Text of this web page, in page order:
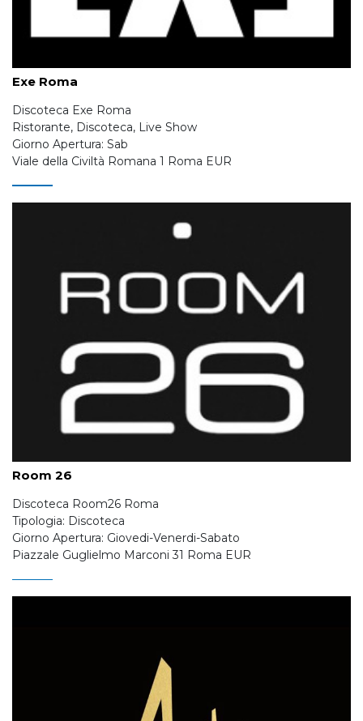
Exe Roma
Discoteca Exe Roma
Ristorante, Discoteca, Live Show
Giorno Apertura: Sab
Viale della Civiltà Romana 1 Roma EUR
Room 26
Discoteca Room26 Roma
Tipologia: Discoteca
Giorno Apertura: Giovedi-Venerdi-Sabato
Piazzale Guglielmo Marconi 31 Roma EUR